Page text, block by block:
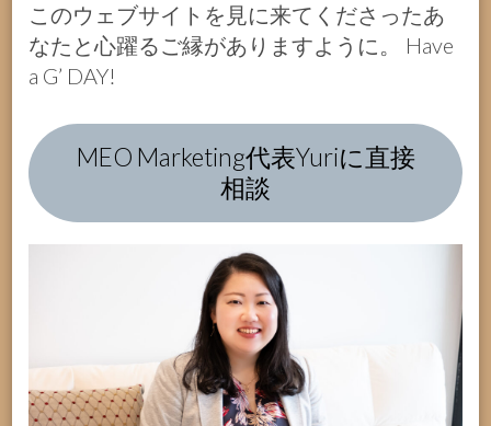
このウェブサイトを見に来てくださったあ
なたと心躍るご縁がありますように。 Have
a G’ DAY!
MEO Marketing代表Yuriに直接
相談